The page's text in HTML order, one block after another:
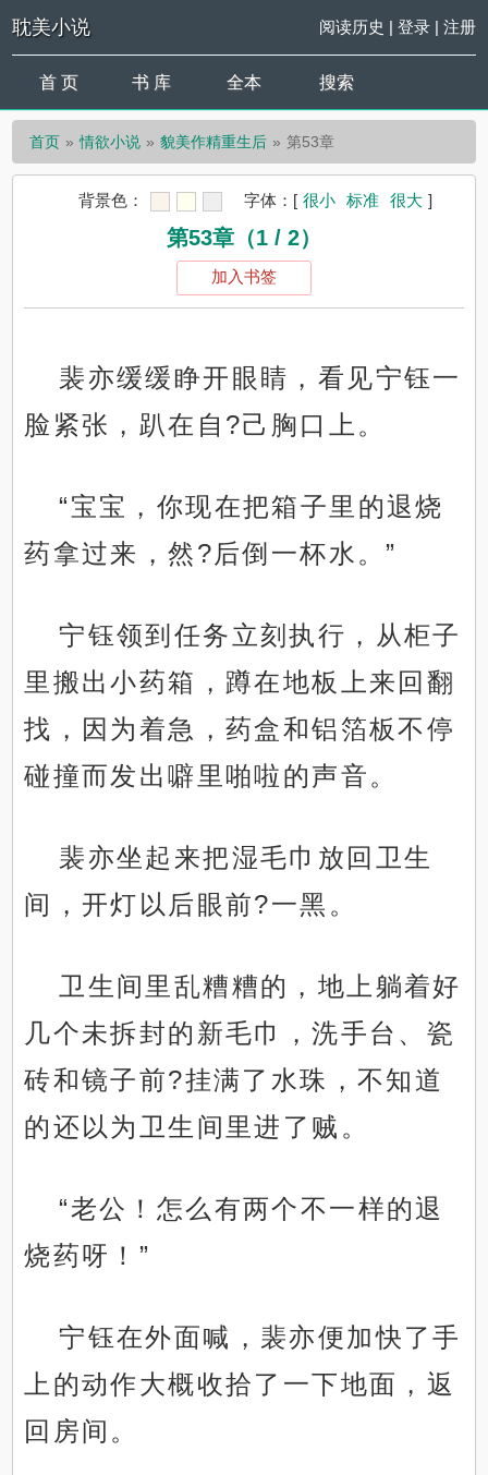
耽美小说 阅读历史 | 登录| 注册
首 页 书 库 全本 搜索
首页 情欲小说 貌美作精重生后 第53章
背景色： 字体： [ 很小 标准 很大 ]
第53章（1 / 2）
加入书签
裴亦缓缓睁开眼睛，看见宁钰一
脸紧张，趴在自?己胸口上。
“宝宝，你现在把箱子里的退烧
药拿过来，然?后倒一杯水。”
宁钰领到任务立刻执行，从柜子
里搬出小药箱，蹲在地板上来回翻
找，因为着急，药盒和铝箔板不停
碰撞而发出噼里啪啦的声音。
裴亦坐起来把湿毛巾放回卫生
间，开灯以后眼前?一黑。
卫生间里乱糟糟的，地上躺着好
几个未拆封的新毛巾，洗手台、瓷
砖和镜子前?挂满了水珠，不知道
的还以为卫生间里进了贼。
“老公！怎么有两个不一样的退
烧药呀！”
宁钰在外面喊，裴亦便加快了手
上的动作大概收拾了一下地面，返
回房间。